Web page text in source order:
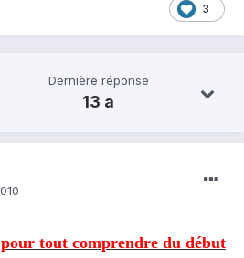
3
Dernière réponse
13 a
tout comprendre du début